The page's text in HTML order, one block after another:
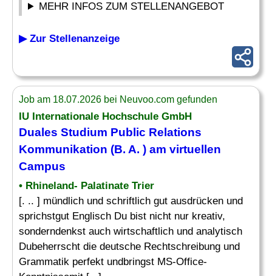
MEHR INFOS ZUM STELLENANGEBOT
▶ Zur Stellenanzeige
Job am 18.07.2026 bei Neuvoo.com gefunden
IU Internationale Hochschule GmbH
Duales Studium Public Relations
Kommunikation (B. A. ) am virtuellen
Campus
• Rhineland- Palatinate Trier
[. .. ] mündlich und schriftlich gut ausdrücken und
sprichstgut Englisch Du bist nicht nur kreativ,
sonderndenkst auch wirtschaftlich und analytisch
Dubeherrscht die deutsche Rechtschreibung und
Grammatik perfekt undbringst MS-Office-